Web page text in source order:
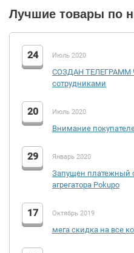
LiIon
5 432
Лучшие товары по
24 Июль 2020
СОЗДАН ТЕЛЕГРАММ
сотрудниками
20 Июль 2020
Внимание
29 Январь 2020
Запущен платежный
агрегатора Pokupo
17 Октябрь 2019
мега скидка на все